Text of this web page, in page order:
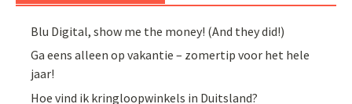
Blu Digital, show me the money! (And they did!)
Ga eens alleen op vakantie – zomertip voor het hele
jaar!
Hoe vind ik kringloopwinkels in Duitsland?